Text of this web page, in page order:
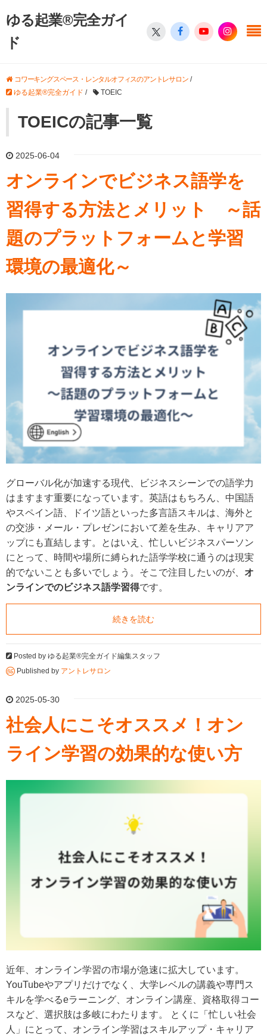
ゆる起業®完全ガイ
ド
コワーキングスペース・レンタルオフィスのアントレサロン/
ゆる起業®完全ガイド / TOEIC
TOEICの記事一覧
2025-06-04
オンラインでビジネス語学を
習得する方法とメリット ～話
題のプラットフォームと学習
環境の最適化～
グローバル化が加速する現代、ビジネスシーンでの語学力
はますます重要になっています。英語はもちろん、中国語
やスペイン語、ドイツ語といった多言語スキルは、海外と
の交渉・メール・プレゼンにおいて差を生み、キャリアア
ップにも直結します。とはいえ、忙しいビジネスパーソン
にとって、時間や場所に縛られた語学学校に通うのは現実
的でないことも多いでしょう。そこで注目したいのが、 オ
ンラインでのビジネス語学習得です。
続きを読む
Posted by ゆる起業®完全ガイド編集スタッフ
Published by アントレサロン
2025-05-30
社会人にこそオススメ！オン
ライン学習の効果的な使い方
近年、オンライン学習の市場が急速に拡大しています。
YouTubeやアプリだけでなく、大学レベルの講義や専門ス
キルを学べるeラーニング、オンライン講座、資格取得コー
スなど、選択肢は多岐にわたります。 とくに「忙しい社会
人」にとって、オンライン学習はスキルアップ・キャリア